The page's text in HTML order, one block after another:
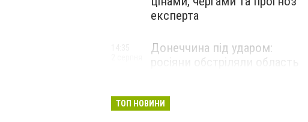
експерта
Донеччина під ударом:
росіяни обстріляли область
ТОП НОВИНИ